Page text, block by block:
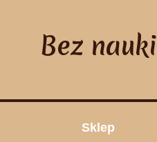
Bez nauki
Sklep